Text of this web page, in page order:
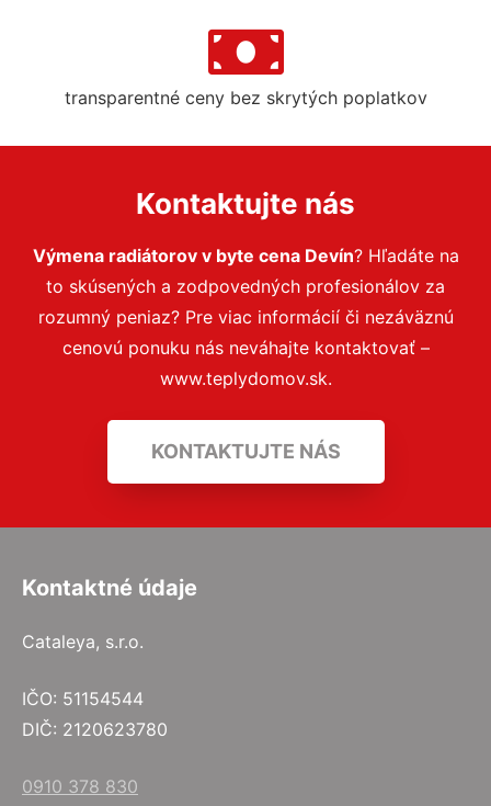
transparentné ceny bez skrytých poplatkov
Kontaktujte nás
Výmena radiátorov v byte cena Devín? Hľadáte na
to skúsených a zodpovedných profesionálov za
rozumný peniaz? Pre viac informácií či nezáväznú
cenovú ponuku nás neváhajte kontaktovať –
www.teplydomov.sk.
KONTAKTUJTE NÁS
Kontaktné údaje
Cataleya, s.r.o.
IČO: 51154544
DIČ: 2120623780
0910 378 830